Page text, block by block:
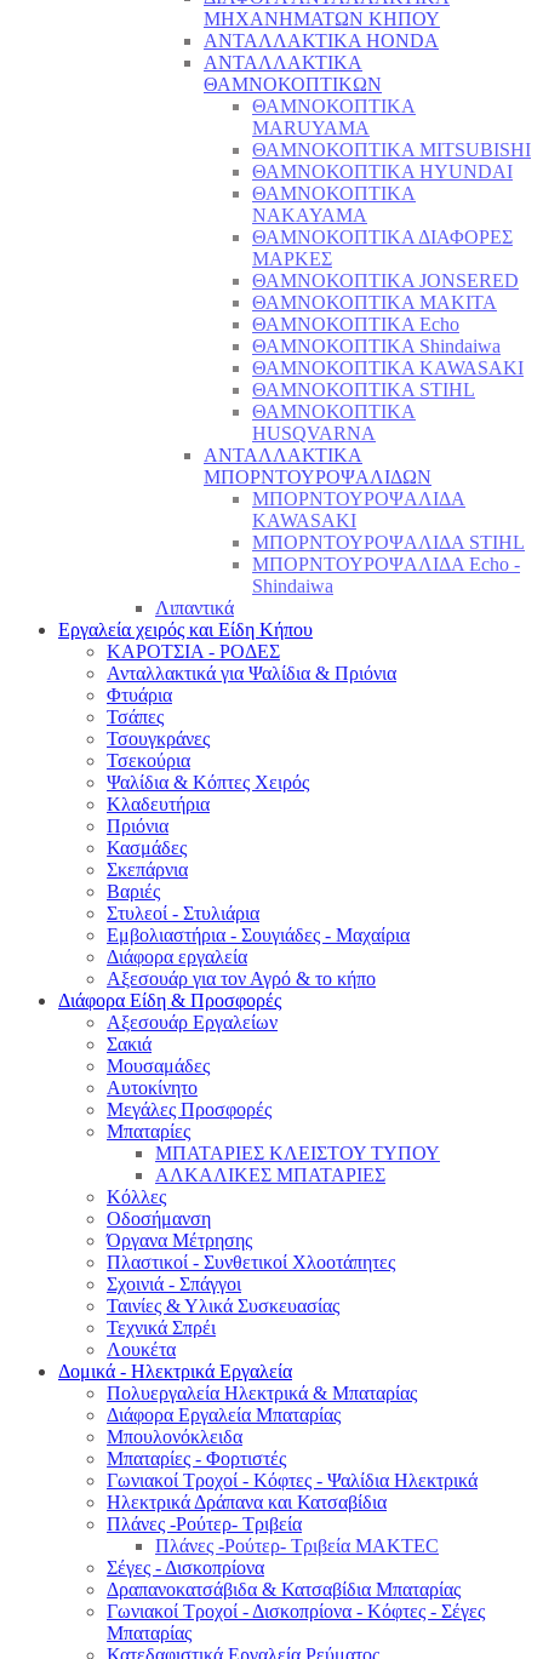
ΜΗΧΑΝΗΜΑΤΩΝ ΚΗΠΟΥ
ΑΝΤΑΛΛΑΚΤΙΚΑ HONDA
ΑΝΤΑΛΛΑΚΤΙΚΑ
ΘΑΜΝΟΚΟΠΤΙΚΩΝ
ΘΑΜΝΟΚΟΠΤΙΚΑ
MARUYAMA
ΘΑΜΝΟΚΟΠΤΙΚΑ MITSUBISHI
ΘΑΜΝΟΚΟΠΤΙΚΑ HYUNDAI
ΘΑΜΝΟΚΟΠΤΙΚΑ
NAKAYAMA
ΘΑΜΝΟΚΟΠΤΙΚΑ ΔΙΑΦΟΡΕΣ
ΜΑΡΚΕΣ
ΘΑΜΝΟΚΟΠΤΙΚΑ JONSERED
ΘΑΜΝΟΚΟΠΤΙΚΑ MAKITA
ΘΑΜΝΟΚΟΠΤΙΚΑ Echo
ΘΑΜΝΟΚΟΠΤΙΚΑ Shindaiwa
ΘΑΜΝΟΚΟΠΤΙΚΑ KAWASAKI
ΘΑΜΝΟΚΟΠΤΙΚΑ STIHL
ΘΑΜΝΟΚΟΠΤΙΚΑ
HUSQVARNA
ΑΝΤΑΛΛΑΚΤΙΚΑ
ΜΠΟΡΝΤΟΥΡΟΨΑΛΙΔΩΝ
ΜΠΟΡΝΤΟΥΡΟΨΑΛΙΔΑ
KAWASAKI
ΜΠΟΡΝΤΟΥΡΟΨΑΛΙΔΑ STIHL
ΜΠΟΡΝΤΟΥΡΟΨΑΛΙΔΑ Echo -
Shindaiwa
Λιπαντικά
Εργαλεία χειρός και Είδη Κήπου
ΚΑΡΟΤΣΙΑ - ΡΟΔΕΣ
Ανταλλακτικά για Ψαλίδια & Πριόνια
Φτυάρια
Τσάπες
Τσουγκράνες
Τσεκούρια
Ψαλίδια & Κόπτες Χειρός
Κλαδευτήρια
Πριόνια
Κασμάδες
Σκεπάρνια
Βαριές
Στυλεοί - Στυλιάρια
Εμβολιαστήρια - Σουγιάδες - Μαχαίρια
Διάφορα εργαλεία
Αξεσουάρ για τον Αγρό & το κήπο
Διάφορα Είδη & Προσφορές
Αξεσουάρ Εργαλείων
Σακιά
Μουσαμάδες
Αυτοκίνητο
Μεγάλες Προσφορές
Μπαταρίες
ΜΠΑΤΑΡΙΕΣ ΚΛΕΙΣΤΟΥ ΤΥΠΟΥ
ΑΛΚΑΛΙΚΕΣ ΜΠΑΤΑΡΙΕΣ
Κόλλες
Οδοσήμανση
Όργανα Μέτρησης
Πλαστικοί - Συνθετικοί Χλοοτάπητες
Σχοινιά - Σπάγγοι
Ταινίες & Υλικά Συσκευασίας
Τεχνικά Σπρέι
Λουκέτα
Δομικά - Ηλεκτρικά Εργαλεία
Πολυεργαλεία Ηλεκτρικά & Μπαταρίας
Διάφορα Εργαλεία Μπαταρίας
Μπουλονόκλειδα
Μπαταρίες - Φορτιστές
Γωνιακοί Τροχοί - Κόφτες - Ψαλίδια Ηλεκτρικά
Ηλεκτρικά Δράπανα και Κατσαβίδια
Πλάνες -Ρούτερ- Τριβεία
Πλάνες -Ρούτερ- Τριβεία MAKTEC
Σέγες - Δισκοπρίονα
Δραπανοκατσάβιδα & Κατσαβίδια Μπαταρίας
Γωνιακοί Τροχοί - Δισκοπρίονα - Κόφτες - Σέγες
Μπαταρίας
Κατεδαφιστικά Εργαλεία Ρεύματος